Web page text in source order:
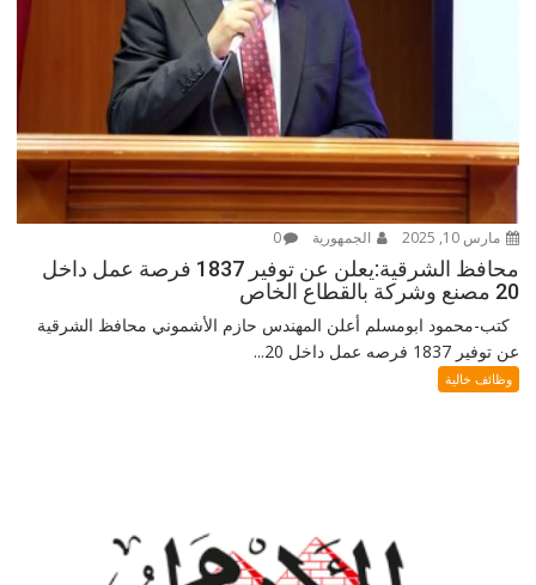
مارس 10, 2025 الجمهورية 0
محافظ الشرقية:يعلن عن توفير 1837 فرصة عمل داخل
20 مصنع وشركة بالقطاع الخاص
كتب-محمود ابومسلم أعلن المهندس حازم الأشموني محافظ الشرقية
عن توفير 1837 فرصه عمل داخل 20...
وظائف خالية